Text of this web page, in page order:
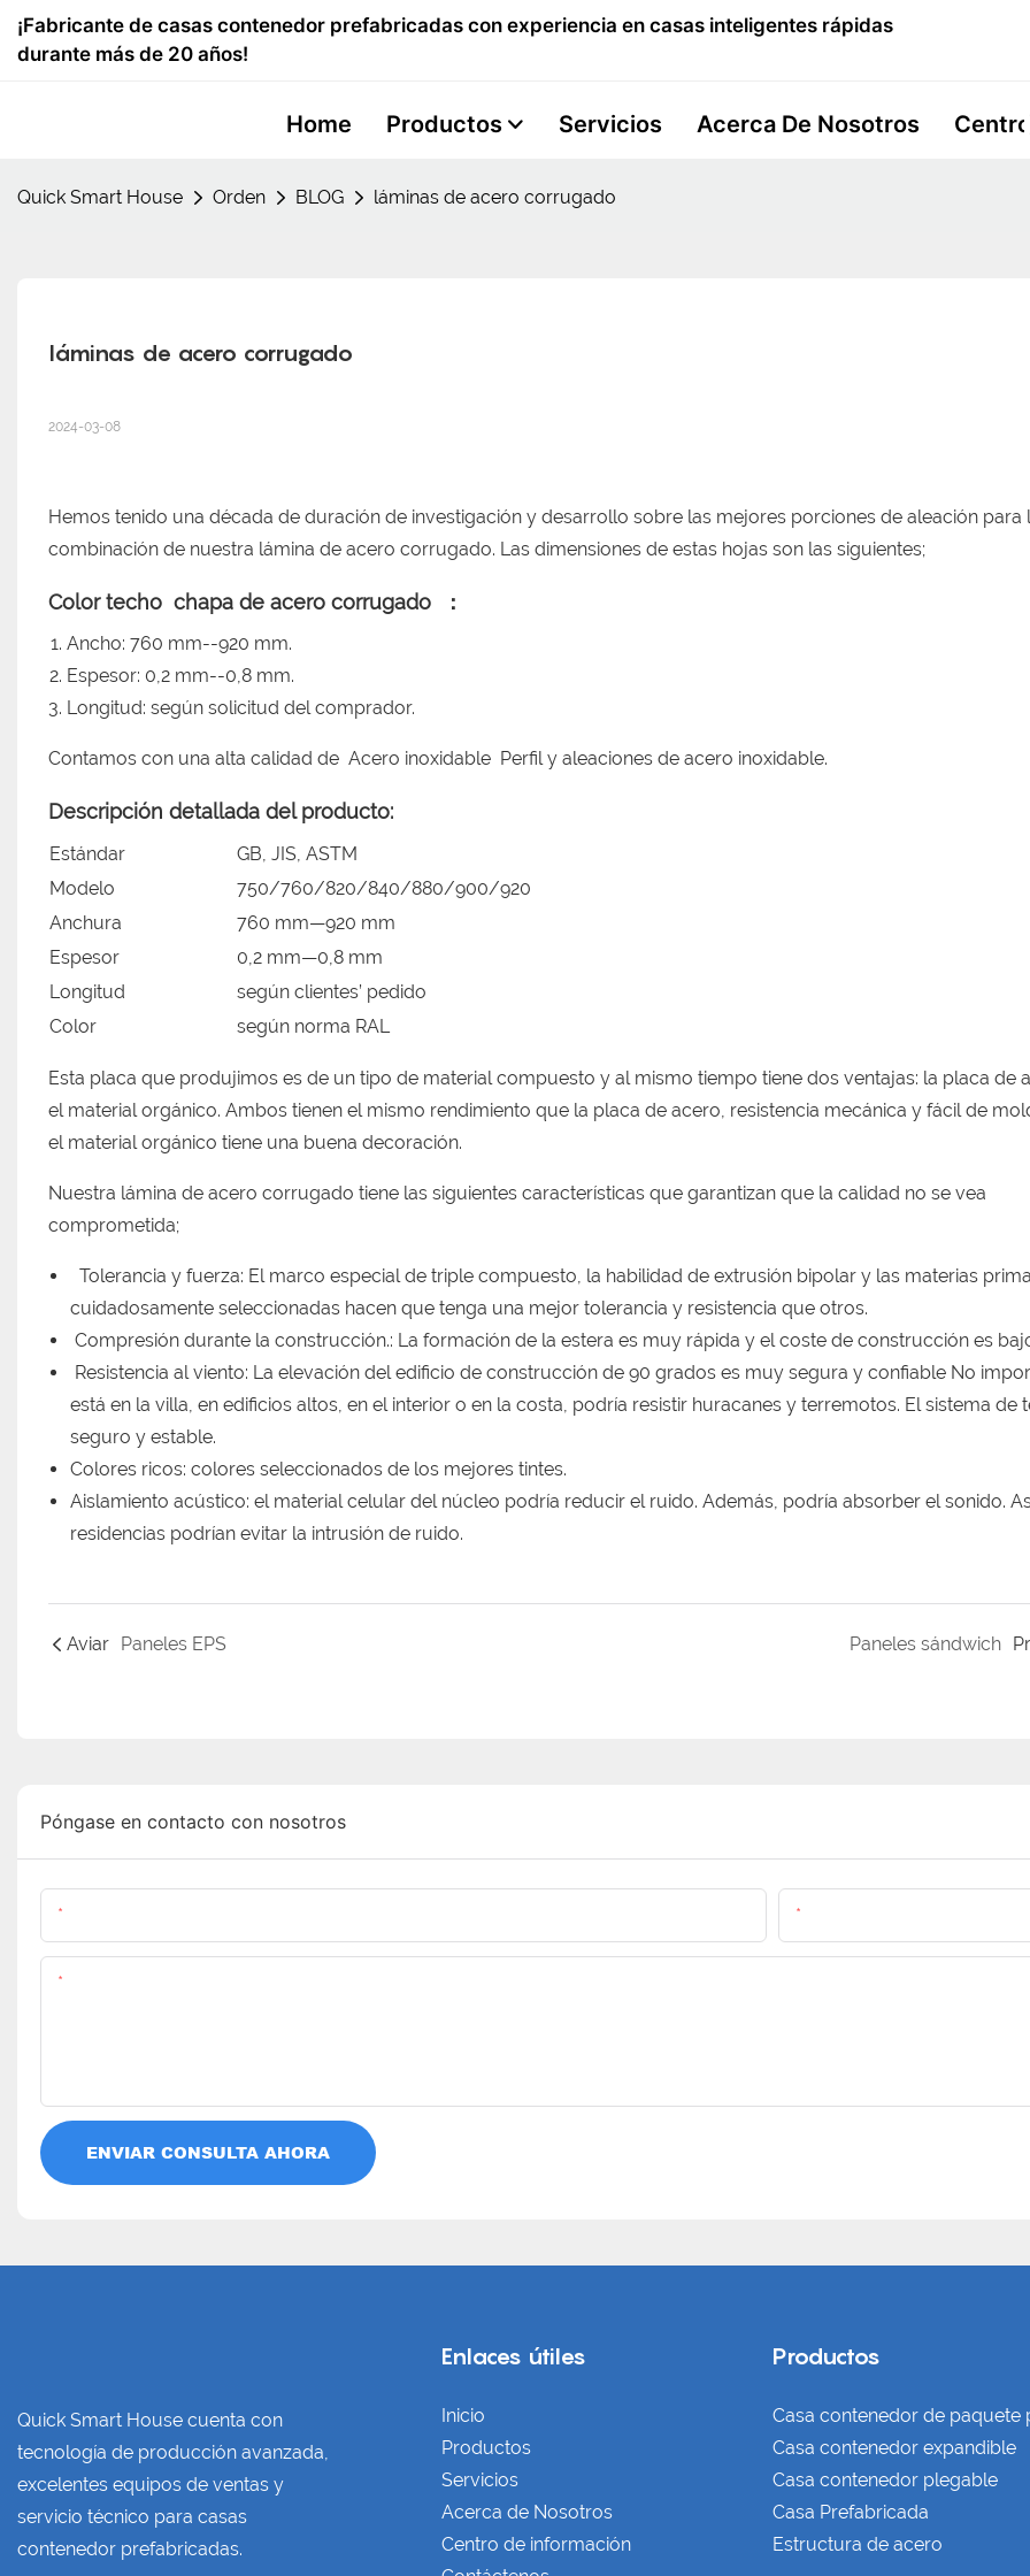
¡Fabricante de casas contenedor prefabricadas con experiencia en casas inteligentes rápidas
durante más de 20 años!
Home Productos Servicios Acerca De Nosotros
Quick Smart House Orden BLOG láminas de acero corrugado
láminas de acero corrugado
2024-03-08
Hemos tenido una década de duración de investigación y desarrollo sobre las mejores porciones de aleación para
combinación de nuestra lámina de acero corrugado. Las dimensiones de estas hojas son las siguientes;
Color techo chapa de acero corrugado ：
Ancho: 760 mm--920 mm.
Espesor: 0,2 mm--0,8 mm.
Longitud: según solicitud del comprador.
Contamos con una alta calidad de Acero inoxidable Perfil y aleaciones de acero inoxidable.
Descripción detallada del producto:
Estándar
GB, JIS, ASTM
Modelo
750/760/820/840/880/900/920
Anchura
760 mm—920 mm
Espesor
0,2 mm—0,8 mm
Longitud
según clientes’ pedido
Color
según norma RAL
Esta placa que produjimos es de un tipo de material compuesto y al mismo tiempo tiene dos ventajas: la placa de
el material orgánico. Ambos tienen el mismo rendimiento que la placa de acero, resistencia mecánica y fácil de
el material orgánico tiene una buena decoración.
Nuestra lámina de acero corrugado tiene las siguientes características que garantizan que la calidad no se vea
comprometida;
Tolerancia y fuerza: El marco especial de triple compuesto, la habilidad de extrusión bipolar y las materias
cuidadosamente seleccionadas hacen que tenga una mejor tolerancia y resistencia que otros.
Compresión durante la construcción.: La formación de la estera es muy rápida y el coste de construcción es
Resistencia al viento: La elevación del edificio de construcción de 90 grados es muy segura y confiable No
está en la villa, en edificios altos, en el interior o en la costa, podría resistir huracanes y terremotos. El sistema de
seguro y estable.
Colores ricos: colores seleccionados de los mejores tintes.
Aislamiento acústico: el material celular del núcleo podría reducir el ruido. Además, podría absorber el sonido.
residencias podrían evitar la intrusión de ruido.
Aviar Paneles EPS Paneles sándwich
Póngase en contacto con nosotros
ENVIAR CONSULTA AHORA
Quick Smart House cuenta con
tecnología de producción avanzada,
excelentes equipos de ventas y
servicio técnico para casas
contenedor prefabricadas.
Enlaces útiles
Inicio
Productos
Servicios
Acerca de Nosotros
Centro de información
Productos
Casa contenedor de paquete
Casa contenedor expandible
Casa contenedor plegable
Casa Prefabricada
Estructura de acero